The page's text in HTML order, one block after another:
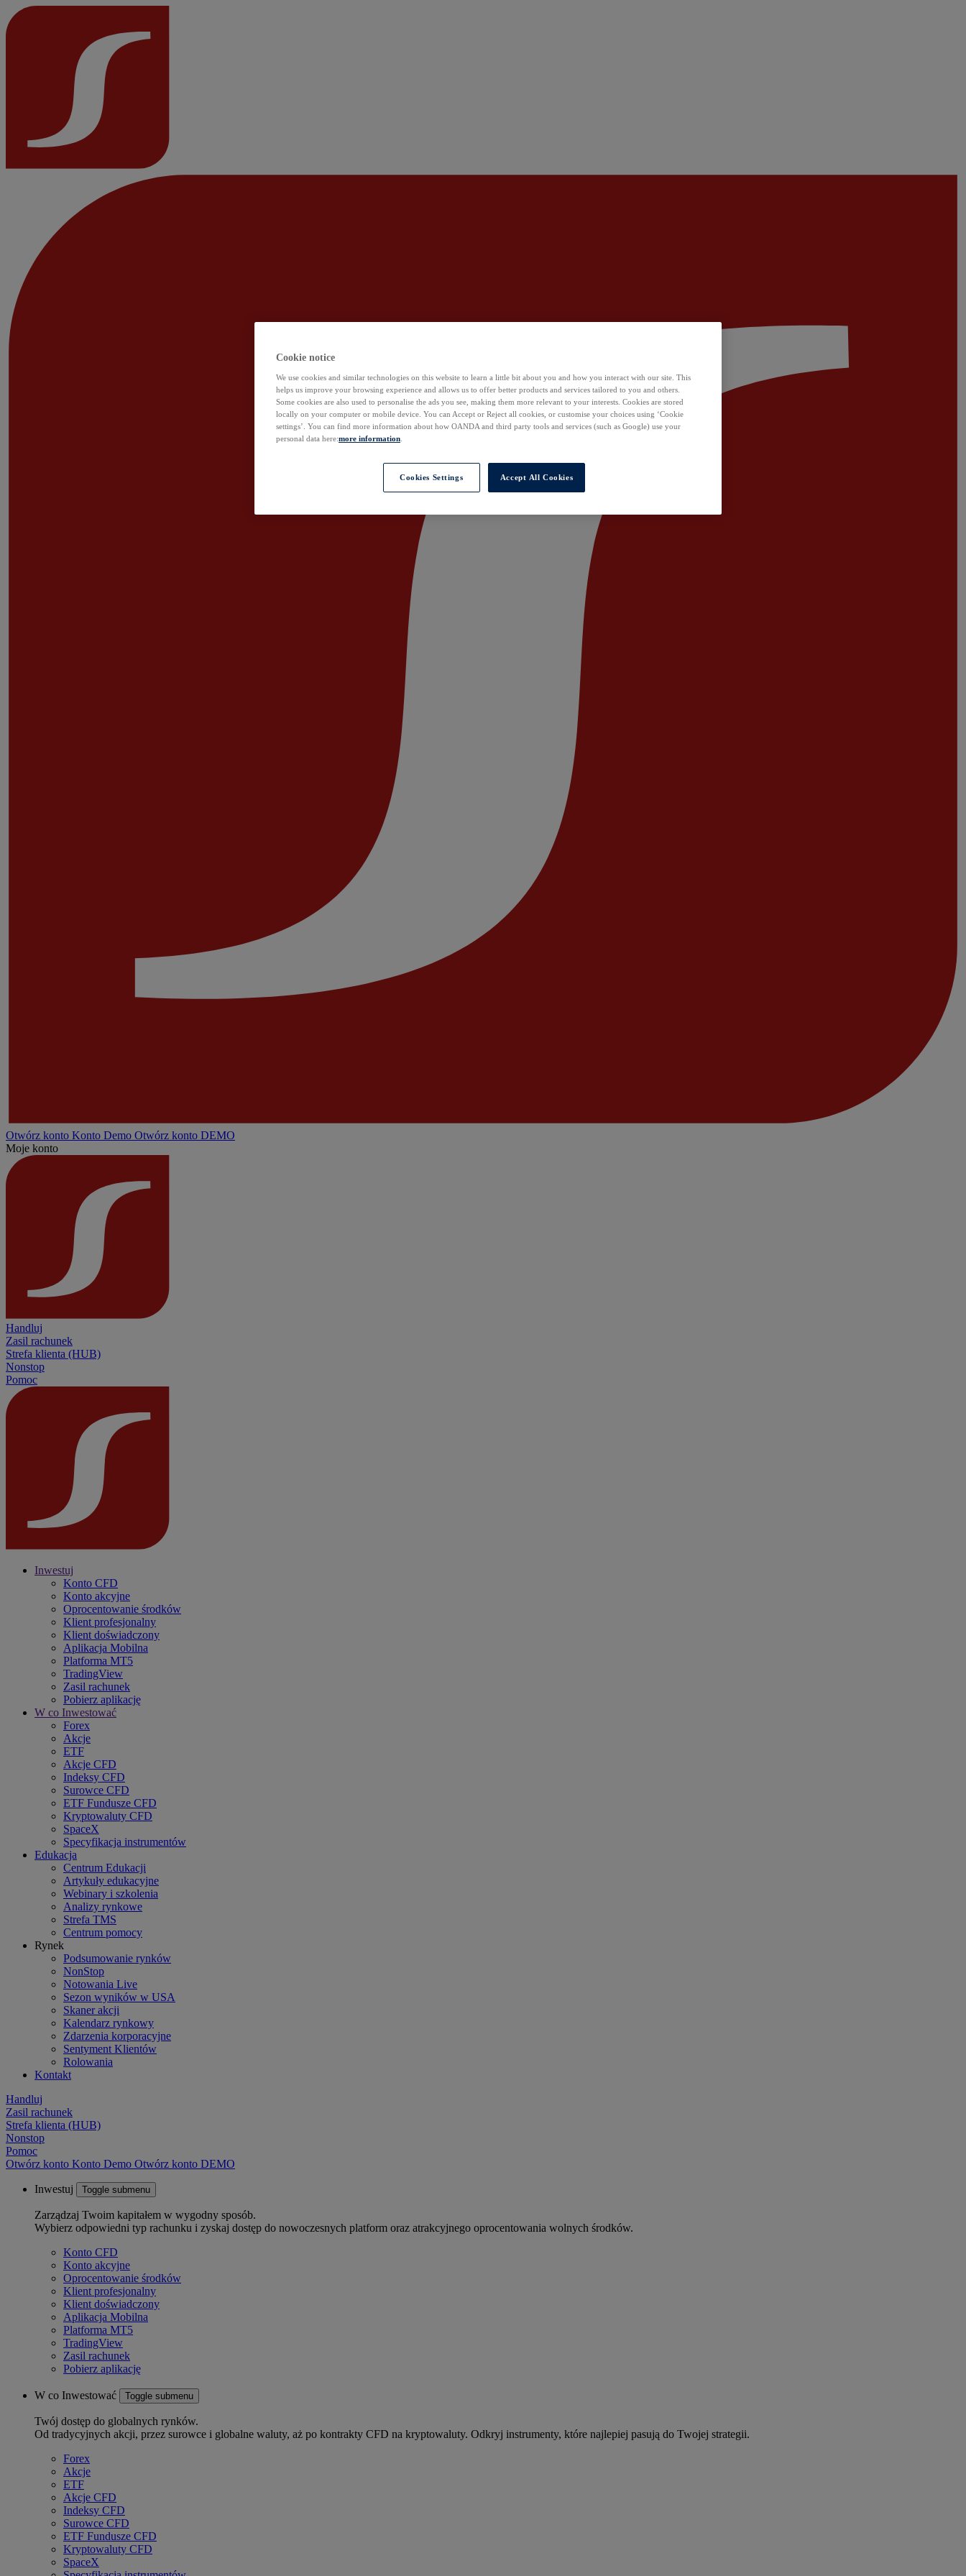
Otwórz konto Konto Demo Otwórz konto DEMO
Moje konto
Handluj
Zasil rachunek
Strefa klienta (HUB)
Nonstop
Pomoc
Inwestuj
Konto CFD
Konto akcyjne
Oprocentowanie środków
Klient profesjonalny
Klient doświadczony
Aplikacja Mobilna
Platforma MT5
TradingView
Zasil rachunek
Pobierz aplikację
W co Inwestować
Forex
Akcje
ETF
Akcje CFD
Indeksy CFD
Surowce CFD
ETF Fundusze CFD
Kryptowaluty CFD
SpaceX
Specyfikacja instrumentów
Edukacja
Centrum Edukacji
Artykuły edukacyjne
Webinary i szkolenia
Analizy rynkowe
Strefa TMS
Centrum pomocy
Rynek
Podsumowanie rynków
NonStop
Notowania Live
Sezon wyników w USA
Skaner akcji
Kalendarz rynkowy
Zdarzenia korporacyjne
Sentyment Klientów
Rolowania
Kontakt
Handluj
Zasil rachunek
Strefa klienta (HUB)
Nonstop
Pomoc
Otwórz konto Konto Demo Otwórz konto DEMO
Inwestuj Toggle submenu
Zarządzaj Twoim kapitałem w wygodny sposób.
Wybierz odpowiedni typ rachunku i zyskaj dostęp do nowoczesnych platform oraz atrakcyjnego oprocentowania wolnych środków.
Konto CFD
Konto akcyjne
Oprocentowanie środków
Klient profesjonalny
Klient doświadczony
Aplikacja Mobilna
Platforma MT5
TradingView
Zasil rachunek
Pobierz aplikację
W co Inwestować Toggle submenu
Twój dostęp do globalnych rynków.
Od tradycyjnych akcji, przez surowce i globalne waluty, aż po kontrakty CFD na kryptowaluty. Odkryj instrumenty, które najlepiej pasują do Twojej strategii.
Forex
Akcje
ETF
Akcje CFD
Indeksy CFD
Surowce CFD
ETF Fundusze CFD
Kryptowaluty CFD
SpaceX
Cookie notice
We use cookies and similar technologies on this website to learn a little bit about you and how you interact with our site. This
helps us improve your browsing experience and allows us to offer better products and services tailored to you and others.
Some cookies are also used to personalise the ads you see, making them more relevant to your interests. Cookies are stored
locally on your computer or mobile device. You can Accept or Reject all cookies, or customise your choices using ‘Cookie
settings’. You can find more information about how OANDA and third party tools and services (such as Google) use your
personal data here:more information
Cookies Settings Accept All Cookies